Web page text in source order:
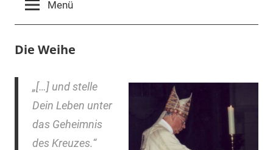
St.
Ludger
Selm
Menü
Die Weihe
„[…] und stelle
Dein Leben unter
das Geheimnis
des Kreuzes.“